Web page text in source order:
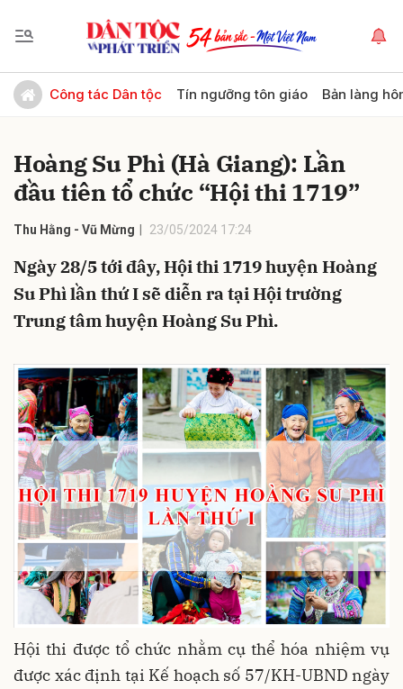
Công tác Dân tộc Tín ngưỡng tôn giáo Bản làng
Hoàng Su Phì (Hà Giang): Lần
đầu tiên tổ chức “Hội thi 1719”
Thu Hằng - Vũ Mừng 23/05/2024 17:24
Ngày 28/5 tới đây, Hội thi 1719 huyện Hoàng
Su Phì lần thứ I sẽ diễn ra tại Hội trường
Trung tâm huyện Hoàng Su Phì.
Hội thi được tổ chức nhằm cụ thể hóa nhiệm vụ
được xác định tại Kế hoạch số 57/KH-UBND ngày
Gửi bình luận
Hủy Gửi